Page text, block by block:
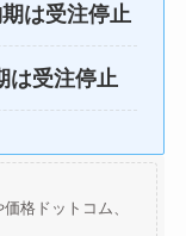
は受注停止
は受注停止
格ドットコム、